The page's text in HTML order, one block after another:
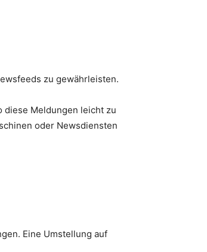
zu gewährleisten.
diese Meldungen leicht zu
oder Newsdiensten
Eine Umstellung auf